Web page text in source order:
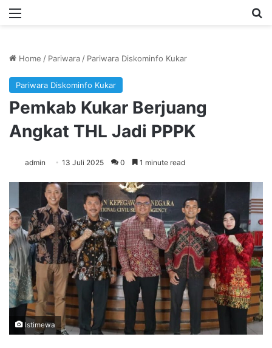
Menu
Home / Pariwara / Pariwara Diskominfo Kukar
Pariwara Diskominfo Kukar
Pemkab Kukar Berjuang
Angkat THL Jadi PPPK
admin 13 Juli 2025 0 1 minute read
Istimewa